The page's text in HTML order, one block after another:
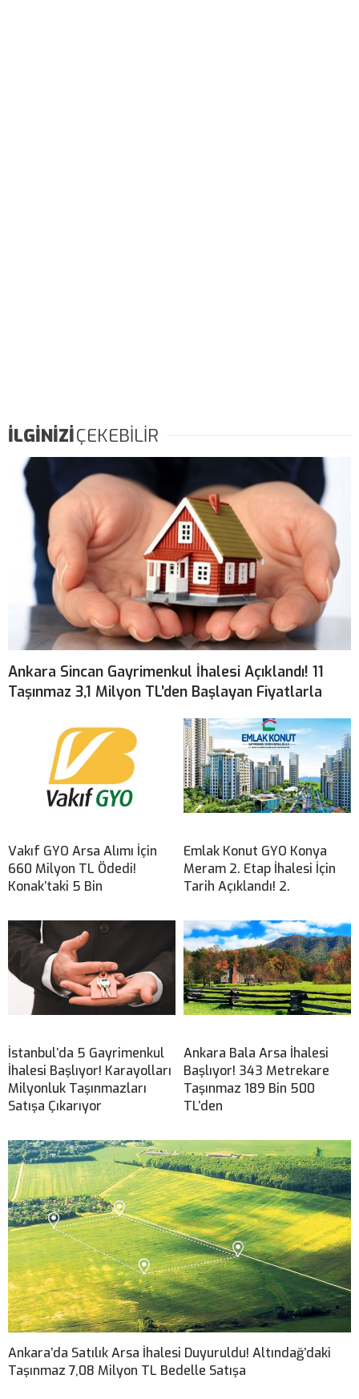
İLGİNİZİÇEKEBİLİR
Ankara Sincan Gayrimenkul İhalesi Açıklandı! 11
Taşınmaz 3,1 Milyon TL’den Başlayan Fiyatlarla
Vakıf GYO Arsa Alımı İçin
660 Milyon TL Ödedi!
Konak’taki 5 Bin
Emlak Konut GYO Konya
Meram 2. Etap İhalesi İçin
Tarih Açıklandı! 2.
İstanbul’da 5 Gayrimenkul
İhalesi Başlıyor! Karayolları
Milyonluk Taşınmazları
Satışa Çıkarıyor
Ankara Bala Arsa İhalesi
Başlıyor! 343 Metrekare
Taşınmaz 189 Bin 500
TL’den
Ankara’da Satılık Arsa İhalesi Duyuruldu! Altındağ’daki
Taşınmaz 7,08 Milyon TL Bedelle Satışa